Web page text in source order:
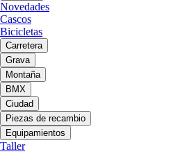
Novedades
Cascos
Bicicletas
Carretera
Grava
Montaña
BMX
Ciudad
Piezas de recambio
Equipamientos
Taller